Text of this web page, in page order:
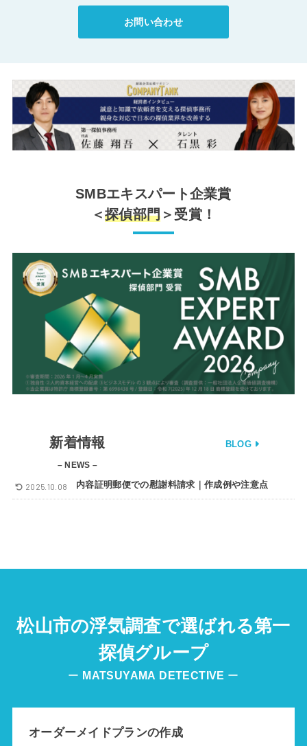
お問い合わせ
SMBエキスパート企業賞
＜探偵部門 ＞受賞！
新着情報
– NEWS –
BLOG
内容証明郵便での慰謝料請求｜作成例や注意点
2025.10.08
松山市の浮気調査で選ばれる第一
探偵グループ
ー MATSUYAMA DETECTIVE ー
オーダーメイドプランの作成